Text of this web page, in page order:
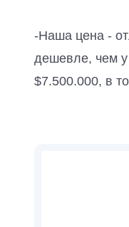
-Наша цена -
дешевле, чем у
$7.500.000, в